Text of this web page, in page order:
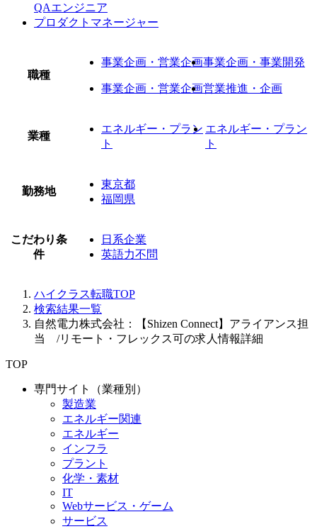
QAエンジニア
プロダクトマネージャー
職種
事業企画・営業企画事業企画・事業開発
事業企画・営業企画営業推進・企画
業種
エネルギー・プラン
ト
エネルギー・プラン
ト
勤務地
東京都
福岡県
こだわり条
件
日系企業
英語力不問
ハイクラス転職TOP
検索結果一覧
自然電力株式会社：【Shizen Connect】アライアンス担
当 /リモート・フレックス可の求人情報詳細
TOP
専門サイト（業種別）
製造業
エネルギー関連
エネルギー
インフラ
プラント
化学・素材
IT
Webサービス・ゲーム
サービス